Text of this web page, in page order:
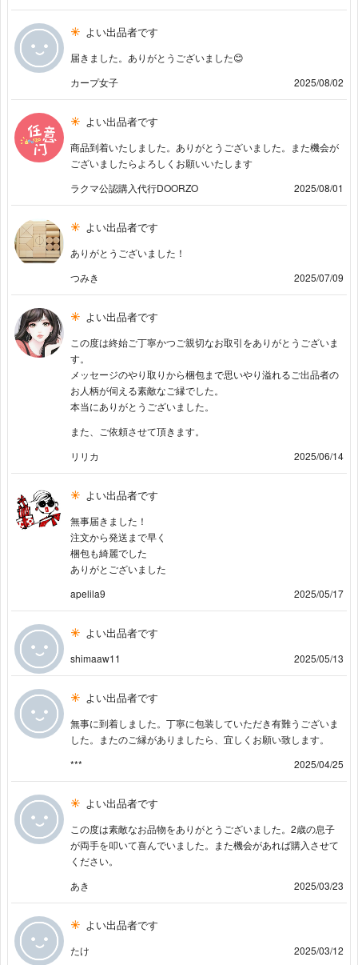
よい出品者です
届きました。ありがとうございました😊
カープ女子
2025/08/02
よい出品者です
商品到着いたしました。ありがとうございました。また機会が
ございましたらよろしくお願いいたします
ラクマ公認購入代行DOORZO
2025/08/01
よい出品者です
ありがとうございました！
つみき
2025/07/09
よい出品者です
この度は終始ご丁寧かつご親切なお取引をありがとうございま
す。
メッセージのやり取りから梱包まで思いやり溢れるご出品者の
お人柄が伺える素敵なご縁でした。
本当にありがとうございました。
また、ご依頼させて頂きます。
リリカ
2025/06/14
よい出品者です
無事届きました！
注文から発送まで早く
梱包も綺麗でした
ありがとございました
apelila9
2025/05/17
よい出品者です
shimaaw11 2025/05/13
よい出品者です
無事に到着しました。丁寧に包装していただき有難うございま
した。またのご縁がありましたら、宜しくお願い致します。
***
2025/04/25
よい出品者です
この度は素敵なお品物をありがとうございました。2歳の息子
が両手を叩いて喜んでいました。また機会があれば購入させて
ください。
あき
2025/03/23
よい出品者です
たけ 2025/03/12